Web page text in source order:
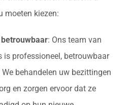
moeten kiezen:
: Ons team van
is professioneel, betrouwbaar
behandelen uw bezittingen
en zorgen ervoor dat ze